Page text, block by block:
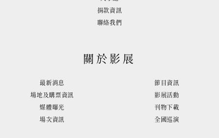
捐款資訊
聯絡我們
關於影展
最新消息
節目資訊
場地及購票資訊
影展活動
媒體曝光
刊物下載
場次資訊
全國巡演